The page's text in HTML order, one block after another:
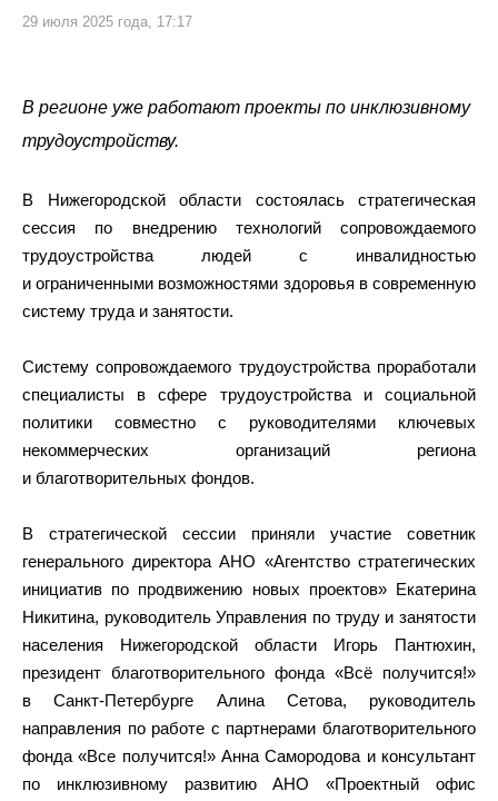
29 июля 2025 года, 17:17
В регионе уже работают проекты по инклюзивному
трудоустройству.
В Нижегородской области состоялась стратегическая
сессия по внедрению технологий сопровождаемого
трудоустройства людей с инвалидностью
и ограниченными возможностями здоровья в современную
систему труда и занятости.
Систему сопровождаемого трудоустройства проработали
специалисты в сфере трудоустройства и социальной
политики совместно с руководителями ключевых
некоммерческих организаций региона
и благотворительных фондов.
В стратегической сессии приняли участие советник
генерального директора АНО «Агентство стратегических
инициатив по продвижению новых проектов» Екатерина
Никитина, руководитель Управления по труду и занятости
населения Нижегородской области Игорь Пантюхин,
президент благотворительного фонда «Всё получится!»
в Санкт-Петербурге Алина Сетова, руководитель
направления по работе с партнерами благотворительного
фонда «Все получится!» Анна Самородова и консультант
по инклюзивному развитию АНО «Проектный офис